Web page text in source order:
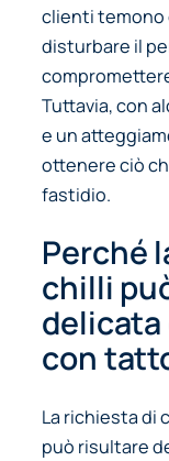
clienti temono
disturbare il
Tuttavia, con
e un
ottenere ciò
fastidio.
Perché
chilli
con
La richiesta di
può risultare